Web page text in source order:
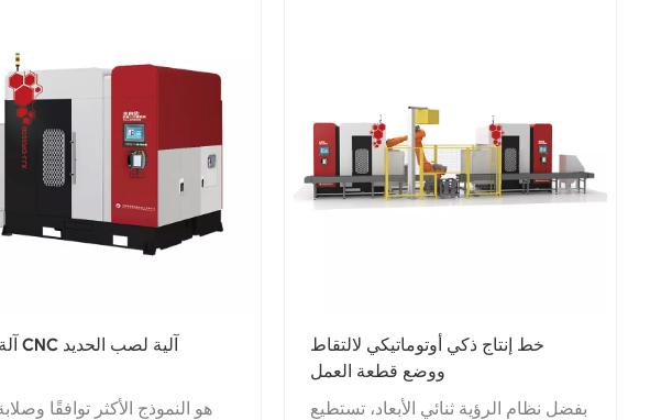
آلة طحن CNC آلية لصب الحديد
خط إنتاج ذكي أوتوماتيكي لالتقاط
ووضع قطعة العمل
بفضل نظام الرؤية ثنائي الأبعاد، تستطيع